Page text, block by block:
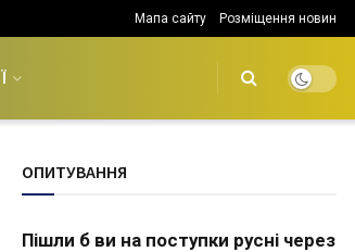
Мапа сайту Розміщення новин
ОПИТУВАННЯ
Пішли б ви на поступки русні через